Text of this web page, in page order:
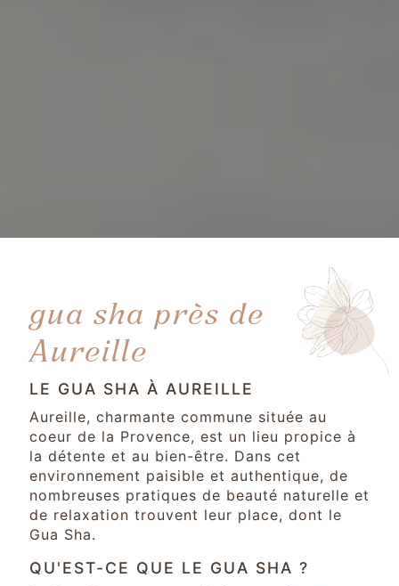
gua sha près de
Aureille
LE GUA SHA À AUREILLE
Aureille, charmante commune située au
coeur de la Provence, est un lieu propice à
la détente et au bien-être. Dans cet
environnement paisible et authentique, de
nombreuses pratiques de beauté naturelle et
de relaxation trouvent leur place, dont le
Gua Sha.
QU'EST-CE QUE LE GUA SHA ?